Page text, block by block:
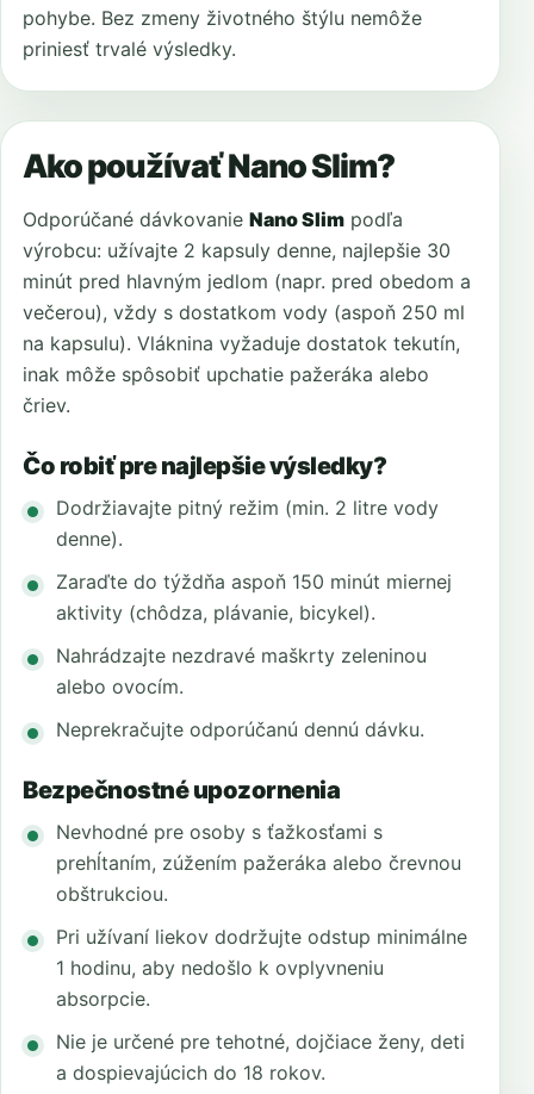
pohybe. Bez zmeny životného štýlu nemôže
priniesť trvalé výsledky.
Ako používať Nano Slim?
Odporúčané dávkovanie Nano Slim podľa
výrobcu: užívajte 2 kapsuly denne, najlepšie 30
minút pred hlavným jedlom (napr. pred obedom a
večerou), vždy s dostatkom vody (aspoň 250 ml
na kapsulu). Vláknina vyžaduje dostatok tekutín,
inak môže spôsobiť upchatie pažeráka alebo
čriev.
Čo robiť pre najlepšie výsledky?
Dodržiavajte pitný režim (min. 2 litre vody
denne).
Zaraďte do týždňa aspoň 150 minút miernej
aktivity (chôdza, plávanie, bicykel).
Nahrádzajte nezdravé maškrty zeleninou
alebo ovocím.
Neprekračujte odporúčanú dennú dávku.
Bezpečnostné upozornenia
Nevhodné pre osoby s ťažkosťami s
prehĺtaním, zúžením pažeráka alebo črevnou
obštrukciou.
Pri užívaní liekov dodržujte odstup minimálne
1 hodinu, aby nedošlo k ovplyvneniu
absorpcie.
Nie je určené pre tehotné, dojčiace ženy, deti
a dospievajúcich do 18 rokov.